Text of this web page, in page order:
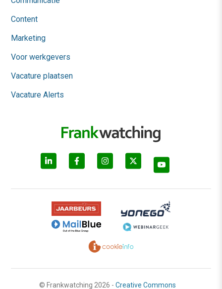
Content
Marketing
Voor werkgevers
Vacature plaatsen
Vacature Alerts
© Frankwatching 2026 - Creative Commons